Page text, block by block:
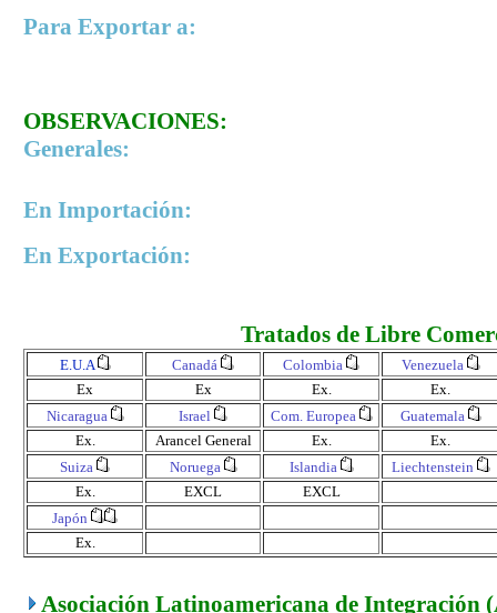
Para Exportar a:
OBSERVACIONES:
Generales:
En Importación:
En Exportación:
Tratados de Libre
E.U.A Canadá Colombia
Venezuela
Ex
Ex Ex.
Ex.
Nicaragua
Israel Com. Europea
Guatemala
Ex.
Arancel General Ex.
Ex.
Suiza
Noruega Islandia
Liechtenstein
Ex.
EXCL
EXCL
Japón
Ex.
Asociación Latinoamericana de Integración